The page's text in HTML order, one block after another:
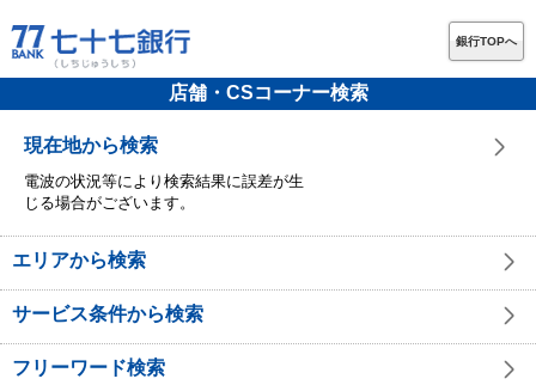
銀行TOPへ
店舗・CSコーナー検索
現在地から検索
電波の状況等により検索結果に誤差が生
じる場合がございます。
エリアから検索
サービス条件から検索
フリーワード検索